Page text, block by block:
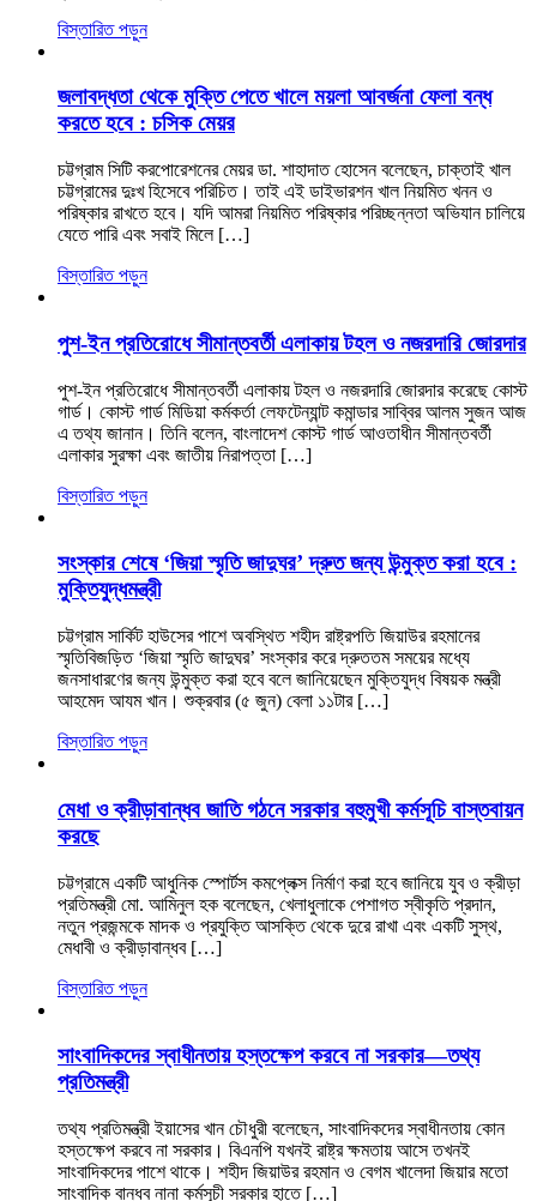
বিস্তারিত পড়ুন
জলাবদ্ধতা থেকে মুক্তি পেতে খালে ময়লা আবর্জনা ফেলা বন্ধ
করতে হবে : চসিক মেয়র
চট্টগ্রাম সিটি করপোরেশনের মেয়র ডা. শাহাদাত হোসেন বলেছেন, চাক্তাই খাল
চট্টগ্রামের দুঃখ হিসেবে পরিচিত। তাই এই ডাইভারশন খাল নিয়মিত খনন ও
পরিষ্কার রাখতে হবে। যদি আমরা নিয়মিত পরিষ্কার পরিচ্ছন্নতা অভিযান চালিয়ে
যেতে পারি এবং সবাই মিলে […]
বিস্তারিত পড়ুন
পুশ-ইন প্রতিরোধে সীমান্তবর্তী এলাকায় টহল ও নজরদারি জোরদার
পুশ-ইন প্রতিরোধে সীমান্তবর্তী এলাকায় টহল ও নজরদারি জোরদার করেছে কোস্ট
গার্ড। কোস্ট গার্ড মিডিয়া কর্মকর্তা লেফটেন্যান্ট কমান্ডার সাব্বির আলম সুজন আজ
এ তথ্য জানান। তিনি বলেন, বাংলাদেশ কোস্ট গার্ড আওতাধীন সীমান্তবর্তী
এলাকার সুরক্ষা এবং জাতীয় নিরাপত্তা […]
বিস্তারিত পড়ুন
সংস্কার শেষে ‘জিয়া স্মৃতি জাদুঘর’ দ্রুত জন্য উন্মুক্ত করা হবে :
মুক্তিযুদ্ধমন্ত্রী
চট্টগ্রাম সার্কিট হাউসের পাশে অবস্থিত শহীদ রাষ্ট্রপতি জিয়াউর রহমানের
স্মৃতিবিজড়িত ‘জিয়া স্মৃতি জাদুঘর’ সংস্কার করে দ্রুততম সময়ের মধ্যে
জনসাধারণের জন্য উন্মুক্ত করা হবে বলে জানিয়েছেন মুক্তিযুদ্ধ বিষয়ক মন্ত্রী
আহমেদ আযম খান। শুক্রবার (৫ জুন) বেলা ১১টার […]
বিস্তারিত পড়ুন
মেধা ও ক্রীড়াবান্ধব জাতি গঠনে সরকার বহুমুখী কর্মসূচি বাস্তবায়ন
করছে
চট্টগ্রামে একটি আধুনিক স্পোর্টস কমপ্লেক্স নির্মাণ করা হবে জানিয়ে যুব ও ক্রীড়া
প্রতিমন্ত্রী মো. আমিনুল হক বলেছেন, খেলাধুলাকে পেশাগত স্বীকৃতি প্রদান,
নতুন প্রজন্মকে মাদক ও প্রযুক্তি আসক্তি থেকে দুরে রাখা এবং একটি সুস্থ,
মেধাবী ও ক্রীড়াবান্ধব […]
বিস্তারিত পড়ুন
সাংবাদিকদের স্বাধীনতায় হস্তক্ষেপ করবে না সরকার—তথ্য
প্রতিমন্ত্রী
তথ্য প্রতিমন্ত্রী ইয়াসের খান চৌধুরী বলেছেন, সাংবাদিকদের স্বাধীনতায় কোন
হস্তক্ষেপ করবে না সরকার। বিএনপি যখনই রাষ্ট্র ক্ষমতায় আসে তখনই
সাংবাদিকদের পাশে থাকে। শহীদ জিয়াউর রহমান ও বেগম খালেদা জিয়ার মতো
সাংবাদিক বান্ধব নানা কর্মসূচী সরকার হাতে […]